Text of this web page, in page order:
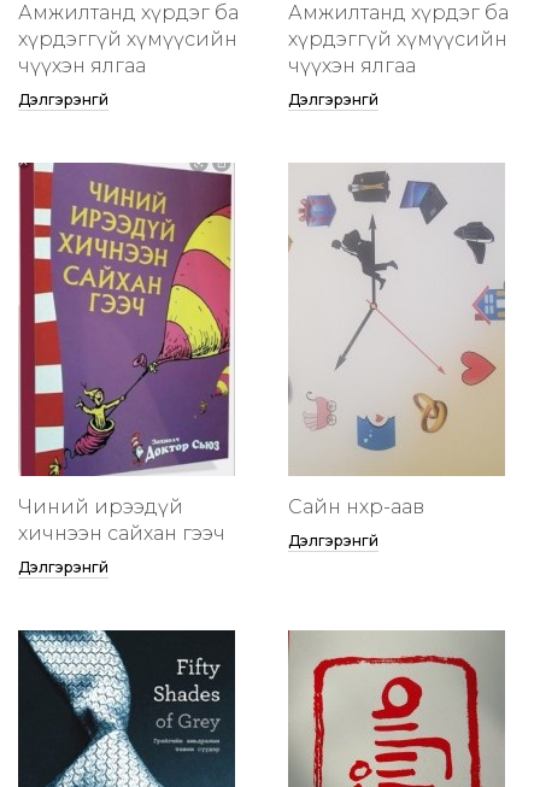
Амжилтанд хүрдэг ба
хүрдэггүй хүмүүсийн
өчүүхэн ялгаа
Дэлгэрэнгүй
Амжилтанд хүрдэг ба
хүрдэггүй хүмүүсийн
өчүүхэн ялгаа
Дэлгэрэнгүй
Чиний ирээдүй
хичнээн сайхан гээч
Дэлгэрэнгүй
Сайн нөхөр-аав
Дэлгэрэнгүй